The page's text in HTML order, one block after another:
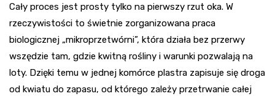
Cały proces jest prosty tylko na pierwszy rzut oka. W
rzeczywistości to świetnie zorganizowana praca
biologicznej „mikroprzetwórni”, która działa bez przerwy
wszędzie tam, gdzie kwitną rośliny i warunki pozwalają na
loty. Dzięki temu w jednej komórce plastra zapisuje się droga
od kwiatu do zapasu, od którego zależy przetrwanie całej